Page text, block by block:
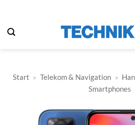
springen
Start » Telekom & Navigation »
Smartphones